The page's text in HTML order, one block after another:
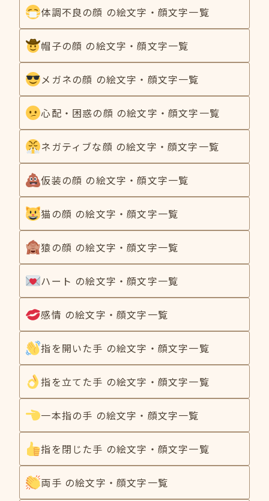
体調不良の顔 の絵文字・顔文字一覧
帽子の顔 の絵文字・顔文字一覧
メガネの顔 の絵文字・顔文字一覧
心配・困惑の顔 の絵文字・顔文字一覧
ネガティブな顔 の絵文字・顔文字一覧
仮装の顔 の絵文字・顔文字一覧
猫の顔 の絵文字・顔文字一覧
猿の顔 の絵文字・顔文字一覧
ハート の絵文字・顔文字一覧
感情 の絵文字・顔文字一覧
指を開いた手 の絵文字・顔文字一覧
指を立てた手 の絵文字・顔文字一覧
一本指の手 の絵文字・顔文字一覧
指を閉じた手 の絵文字・顔文字一覧
両手 の絵文字・顔文字一覧